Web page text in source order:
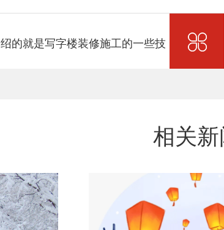
的就是写字楼装修施工的一些技
相关新